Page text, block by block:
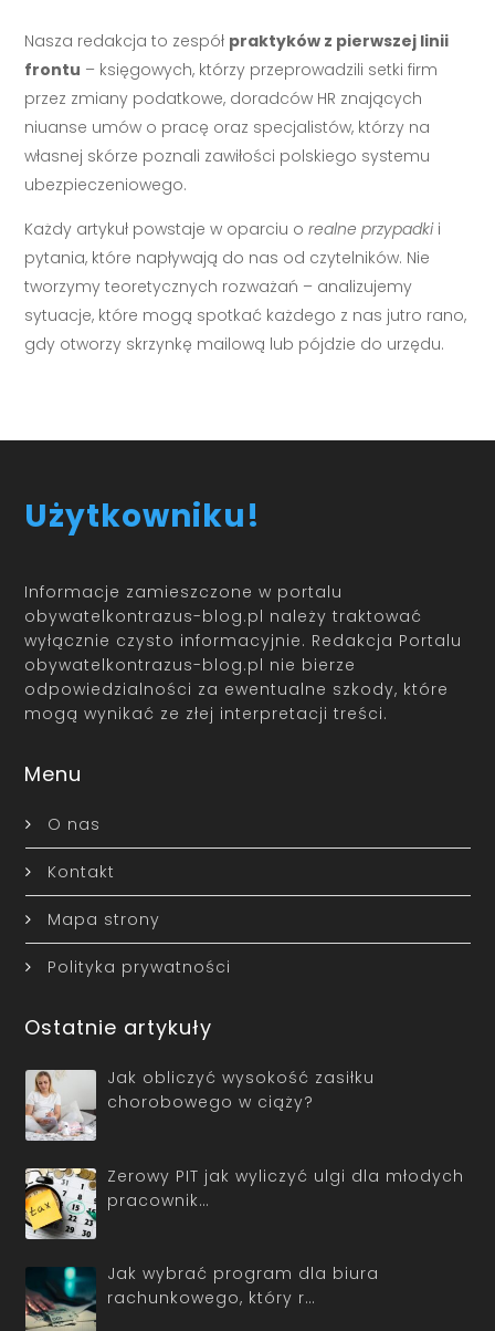
Nasza redakcja to zespół praktyków z pierwszej linii
frontu – księgowych, którzy przeprowadzili setki firm
przez zmiany podatkowe, doradców HR znających
niuanse umów o pracę oraz specjalistów, którzy na
własnej skórze poznali zawiłości polskiego systemu
ubezpieczeniowego.
Każdy artykuł powstaje w oparciu orealne przypadkii
pytania, które napływają do nas od czytelników. Nie
tworzymy teoretycznych rozważań – analizujemy
sytuacje, które mogą spotkać każdego z nas jutro rano,
gdy otworzy skrzynkę mailową lub pójdzie do urzędu.
Użytkowniku!
Informacje zamieszczone w portalu
obywatelkontrazus-blog.pl należy traktować
wyłącznie czysto informacyjnie. Redakcja Portalu
obywatelkontrazus-blog.pl nie bierze
odpowiedzialności za ewentualne szkody, które
mogą wynikać ze złej interpretacji treści.
Menu
O nas
Kontakt
Mapa strony
Polityka prywatności
Ostatnie artykuły
Jak obliczyć wysokość zasiłku
chorobowego w ciąży?
Zerowy PIT jak wyliczyć ulgi dla młodych
pracownik…
Jak wybrać program dla biura
rachunkowego, który r…